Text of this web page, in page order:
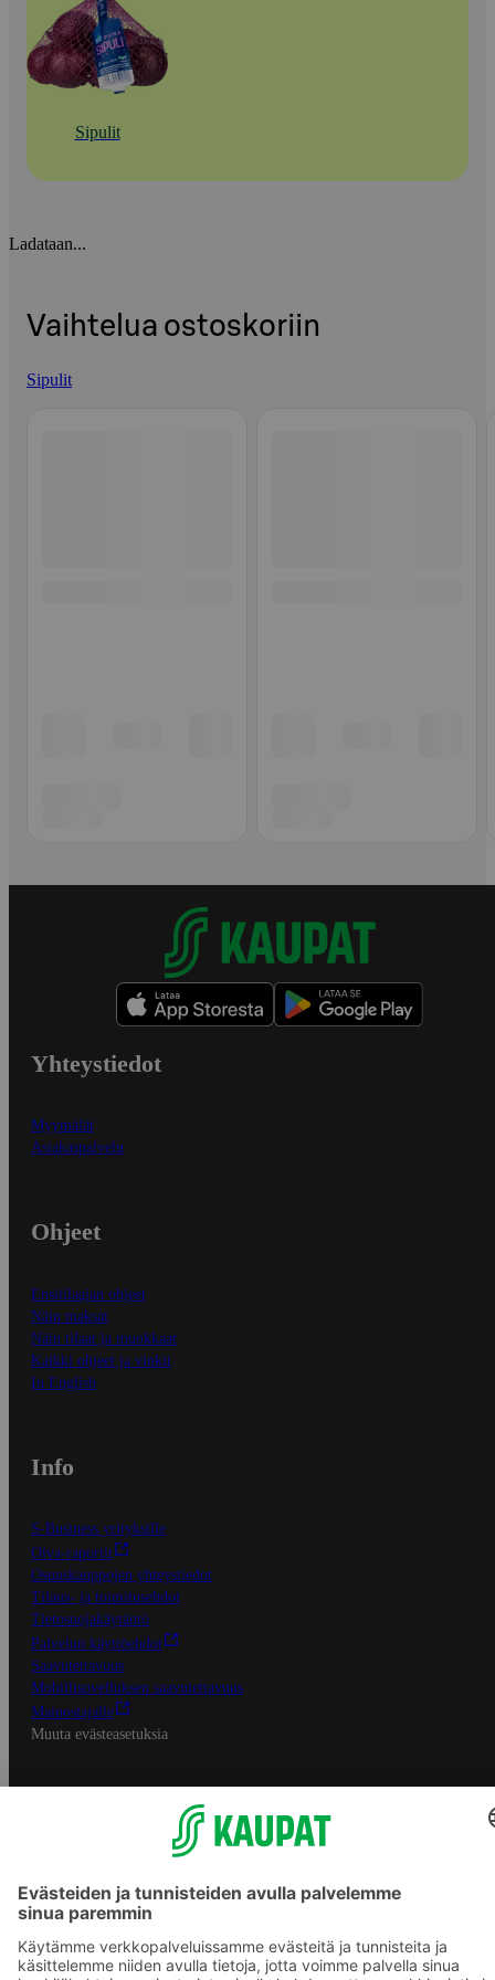
Sipulit
Ladataan...
Vaihtelua ostoskoriin
Sipulit
Yhteystiedot
Myymälät
Asiakaspalvelu
Ohjeet
Ensitilaajan ohjeet
Näin maksat
Näin tilaat ja muokkaat
Kaikki ohjeet ja vinkit
In English
Info
S-Business yrityksille
Oiva-raportit
Osuuskauppojen yhteystiedot
Tilaus- ja toimitusehdot
Tietosuojakäytäntö
Palvelun käyttöehdot
Saavutettavuus
Mobiilisovelluksen saavutettavuus
Mainostajalle
Muuta evästeasetuksia
S-ryhmän palvelut
S-ryhmä
Asiakasomistajuus
S-ostoslista -sovellus